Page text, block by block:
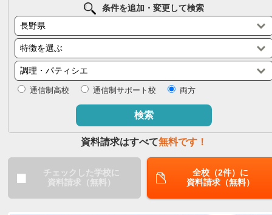
九州・沖縄
条件を追加・変更して検索
通信制高校 通信制サポート校 両方
検索
資料請求はすべて無料です！
チェックした学校に
資料請求（無料）
全校（2件）に
資料請求（無料）